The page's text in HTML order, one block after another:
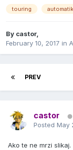
touring automatik
By castor,
February 10, 2017 in
PREV
castor
Posted May
Ako te ne mrzi